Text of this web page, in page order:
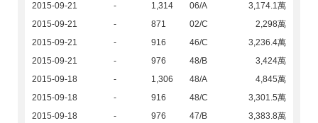
2015-09-21
- 1,314 06/A
3,174.1萬
2015-09-21
- 871 02/C
2,298萬
2015-09-21
- 916 46/C
3,236.4萬
2015-09-21
- 976 48/B
3,424萬
2015-09-18
- 1,306 48/A
4,845萬
2015-09-18
- 916 48/C
3,301.5萬
2015-09-18
- 976 47/B
3,383.8萬